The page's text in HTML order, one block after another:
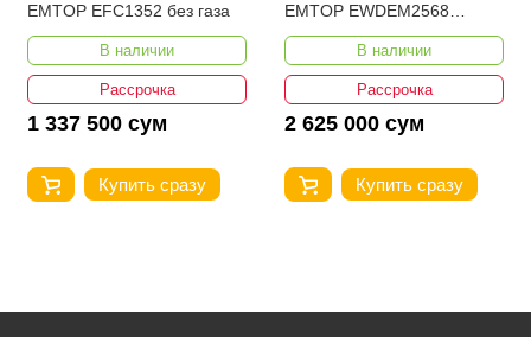
EMTOP EFC1352 без газа
В наличии
Рассрочка
1 337 500 сум
Купить сразу
EMTOP EWDEM2568
MMA/TIG Lift
В наличии
Рассрочка
2 625 000 сум
Купить сразу